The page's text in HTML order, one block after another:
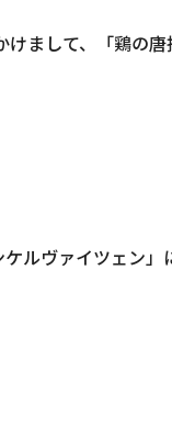
まして、「鶏の唐
ルヴァイツェン」